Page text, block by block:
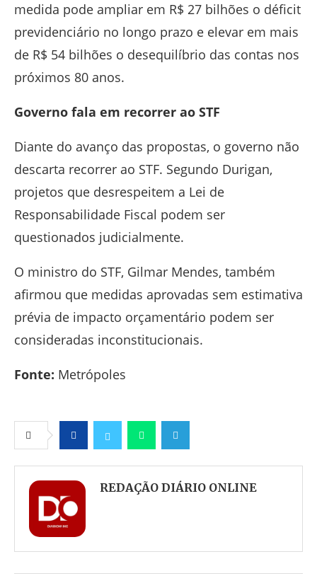
medida pode ampliar em R$ 27 bilhões o déficit
previdenciário no longo prazo e elevar em mais
de R$ 54 bilhões o desequilíbrio das contas nos
próximos 80 anos.
Governo fala em recorrer ao STF
Diante do avanço das propostas, o governo não
descarta recorrer ao STF. Segundo Durigan,
projetos que desrespeitem a Lei de
Responsabilidade Fiscal podem ser
questionados judicialmente.
O ministro do STF, Gilmar Mendes, também
afirmou que medidas aprovadas sem estimativa
prévia de impacto orçamentário podem ser
consideradas inconstitucionais.
Fonte: Metrópoles
FacebookTwitter WhatsappTelegram
REDAÇÃO DIÁRIO ONLINE